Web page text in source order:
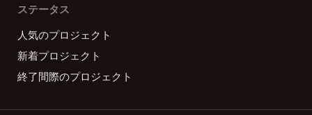
ステータス
人気のプロジェクト
新着プロジェクト
終了間際のプロジェクト